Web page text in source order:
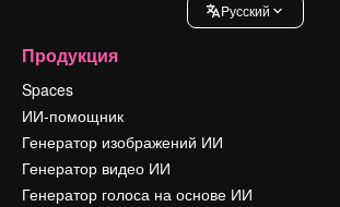
Pусский
Продукция
Spaces
ИИ-помощник
Генератор изображений ИИ
Генератор видео ИИ
Генератор голоса на основе ИИ